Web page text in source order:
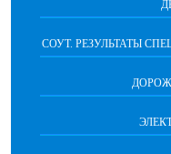
СОУТ. РЕЗУЛЬТАТЫ